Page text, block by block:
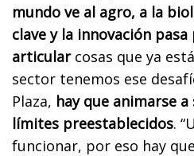
mundo ve al agro, a la
clave y la innovación
articularcosas que ya
sector tenemos ese
Plaza, hay que animarse
límites preestablecidos.
funcionar, por eso hay